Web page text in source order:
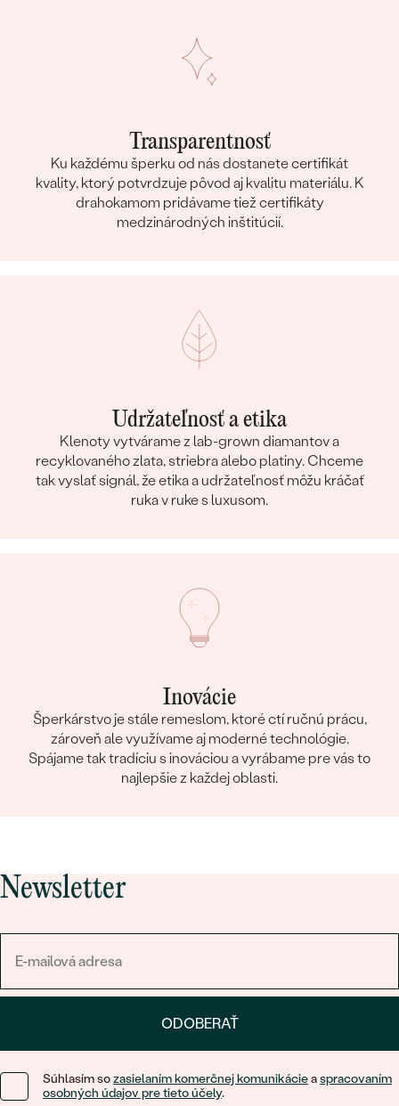
Transparentnosť
Ku každému šperku od nás dostanete certifikát
kvality, ktorý potvrdzuje pôvod aj kvalitu materiálu. K
drahokamom pridávame tiež certifikáty
medzinárodných inštitúcií.
Udržateľnosť a etika
Klenoty vytvárame z lab-grown diamantov a
recyklovaného zlata, striebra alebo platiny. Chceme
tak vyslať signál, že etika a udržateľnosť môžu kráčať
ruka v ruke s luxusom.
Inovácie
Šperkárstvo je stále remeslom, ktoré ctí ručnú prácu,
zároveň ale využívame aj moderné technológie.
Spájame tak tradíciu s inováciou a vyrábame pre vás to
najlepšie z každej oblasti.
Newsletter
ODOBERAŤ
Súhlasím sozasielaním komerčnej komunikácieaspracovaním
osobných údajov pre tieto účely.